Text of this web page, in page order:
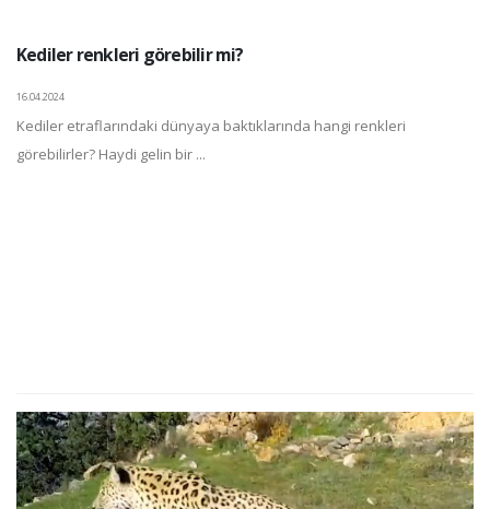
Kediler renkleri görebilir mi?
16.04.2024
Kediler etraflarındaki dünyaya baktıklarında hangi renkleri
görebilirler? Haydi gelin bir ...